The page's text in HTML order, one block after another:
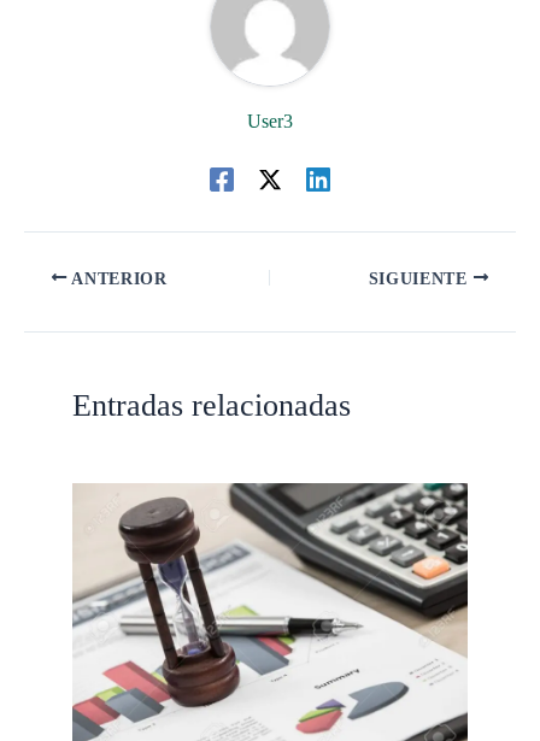
User3
ANTERIOR SIGUIENTE
Entradas relacionadas